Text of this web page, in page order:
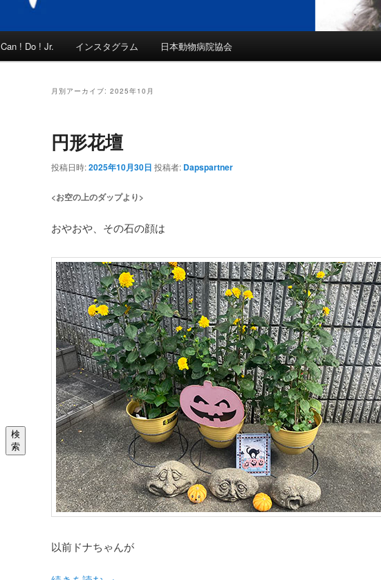
Can ! Do ! Jr. インスタグラム 日本動物病院協会
月別アーカイブ: 2025年10月
円形花壇
投稿日時:2025年10月30日 投稿者: Dapspartner
<お空の上のダップより>
おやおや、その石の顔は
以前ドナちゃんが
検
索